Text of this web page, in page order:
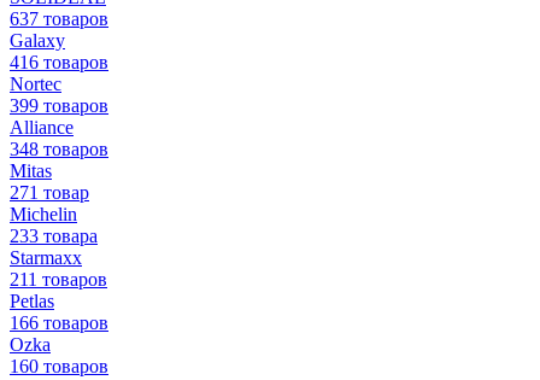
637 товаров
Galaxy
416 товаров
Nortec
399 товаров
Alliance
348 товаров
Mitas
271 товар
Michelin
233 товара
Starmaxx
211 товаров
Petlas
166 товаров
Ozka
160 товаров